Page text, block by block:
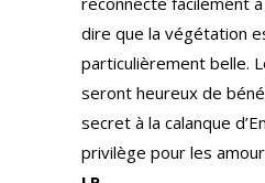
dire que la végétation
particulièrement belle.
seront heureux de
secret à la calanque
privilège pour les